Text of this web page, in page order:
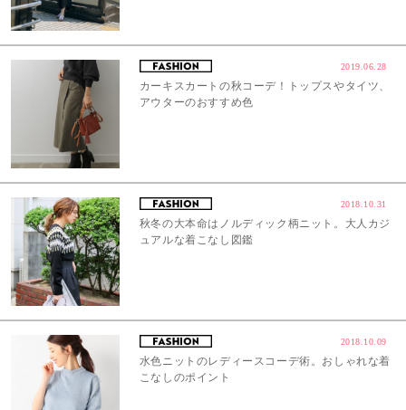
2019.06.28
カーキスカートの秋コーデ！トップスやタイツ、
アウターのおすすめ色
2018.10.31
秋冬の大本命はノルディック柄ニット。大人カジ
ュアルな着こなし図鑑
2018.10.09
水色ニットのレディースコーデ術。おしゃれな着
こなしのポイント